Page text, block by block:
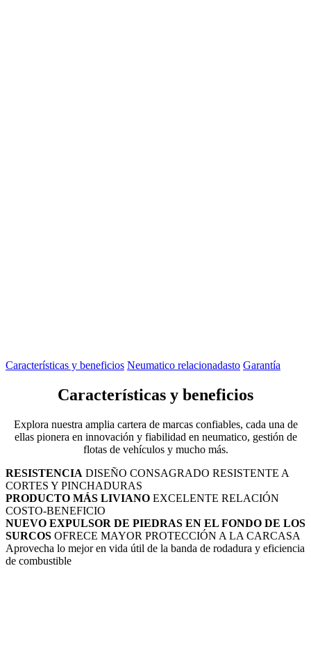
Características y beneficios Neumatico relacionadasto Garantía
Características y beneficios
Explora nuestra amplia cartera de marcas confiables, cada una de
ellas pionera en innovación y fiabilidad en neumatico, gestión de
flotas de vehículos y mucho más.
RESISTENCIA DISEÑO CONSAGRADO RESISTENTE A
CORTES Y PINCHADURAS
PRODUCTO MÁS LIVIANO EXCELENTE RELACIÓN
COSTO-BENEFICIO
NUEVO EXPULSOR DE PIEDRAS EN EL FONDO DE LOS
SURCOS OFRECE MAYOR PROTECCIÓN A LA CARCASA
Aprovecha lo mejor en vida útil de la banda de rodadura y eficiencia
de combustible